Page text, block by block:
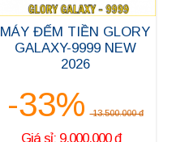
MÁY ĐẾM TIỀN GLORY
GALAXY-9999 NEW
2026
-33% 13.500.000 đ
Giá sỉ: 9.000.000 đ